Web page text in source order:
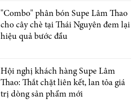
"Combo" phân bón Supe Lâm Thao
cho cây chè tại Thái Nguyên đem lại
hiệu quả bước đầu
Hội nghị khách hàng Supe Lâm
Thao: Thắt chặt liên kết, lan tỏa giá
trị dòng sản phẩm mới